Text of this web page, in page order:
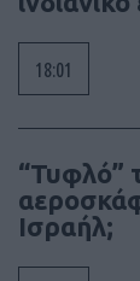
18:01
“Τυφλό”
Ισραήλ;